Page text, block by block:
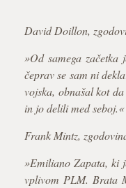
David Doillon,
»Od samega
čeprav se sam ni
vojska, obnašal kot
in jo delili med seboj.«
Frank Mintz,
»Emiliano Zapata, ki
vplivom PLM. Brata